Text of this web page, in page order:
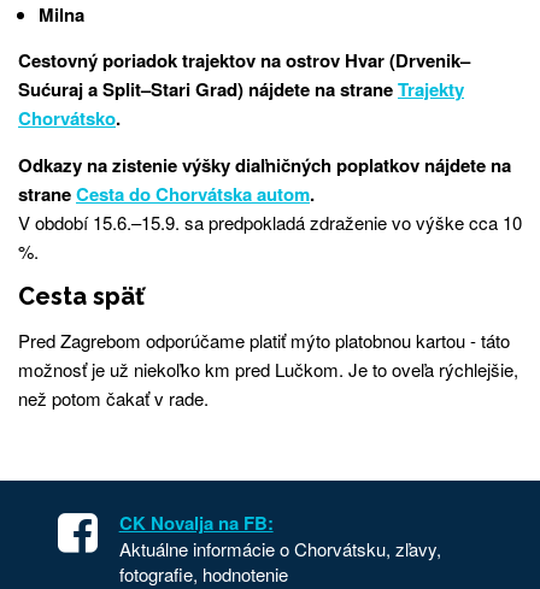
Milna
Cestovný poriadok trajektov na ostrov Hvar (Drvenik–
Sućuraj a Split–Stari Grad) nájdete na straneTrajekty
Chorvátsko.
Odkazy na zistenie výšky diaľničných poplatkov nájdete na
straneCesta do Chorvátska autom.
V období 15.6.–15.9. sa predpokladá zdraženie vo výške cca 10
%.
Cesta späť
Pred Zagrebom odporúčame platiť mýto platobnou kartou - táto
možnosť je už niekoľko km pred Lučkom. Je to oveľa rýchlejšie,
než potom čakať v rade.
CK Novalja na FB:
Aktuálne informácie o Chorvátsku, zľavy,
fotografie, hodnotenie